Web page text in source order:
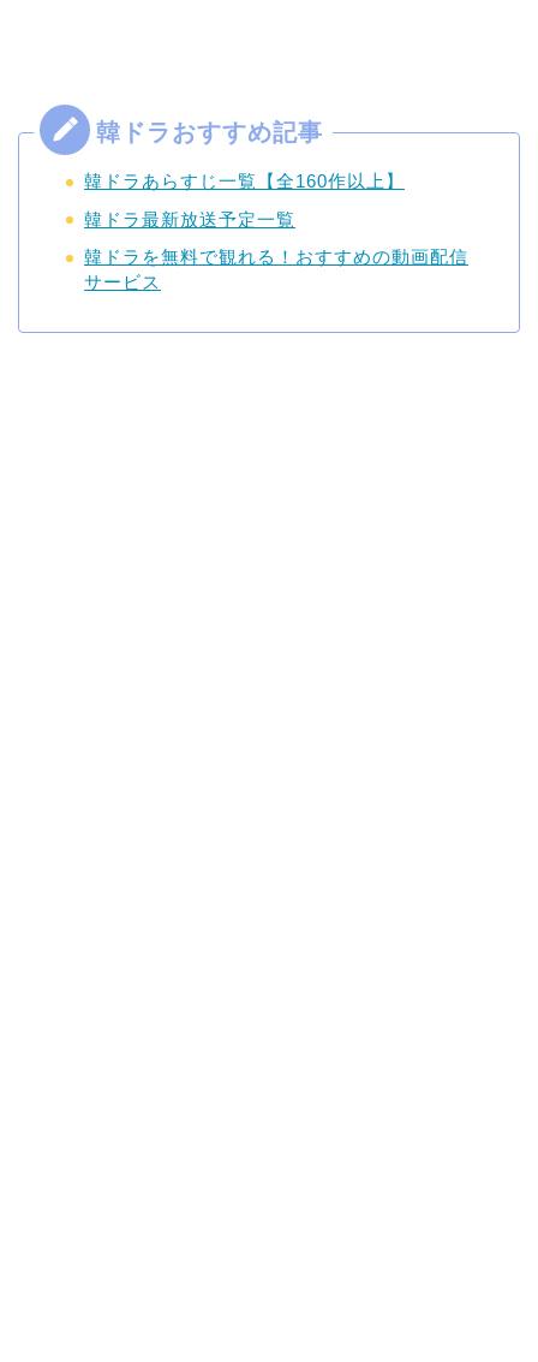
韓ドラあらすじ一覧【全160作以上】
韓ドラ最新放送予定一覧
韓ドラを無料で観れる！おすすめの動画配信
サービス